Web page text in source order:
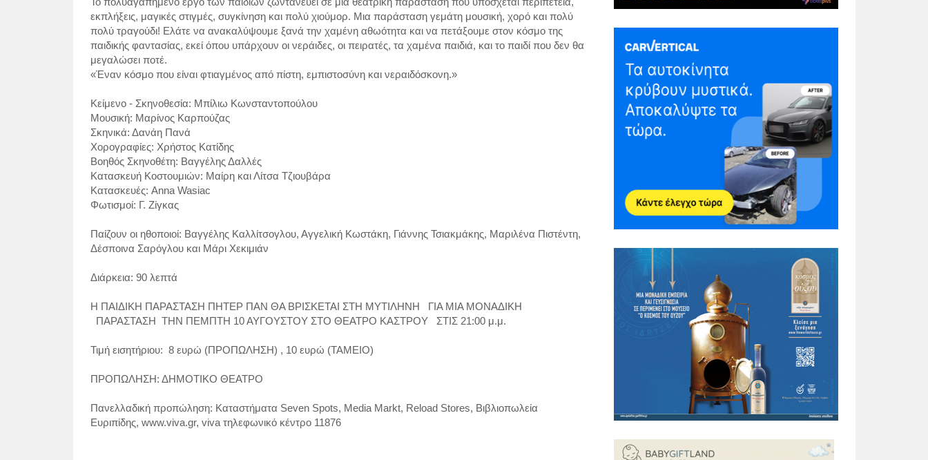
εκπλήξεις, μαγικές στιγμές, συγκίνηση και πολύ χιούμορ. Μια παράσταση γεμάτη μουσική, χορό και πολύ
πολύ τραγούδι! Ελάτε να ανακαλύψουμε ξανά την χαμένη αθωότητα και να πετάξουμε στον κόσμο της
παιδικής φαντασίας, εκεί όπου υπάρχουν οι νεράιδες, οι πειρατές, τα χαμένα παιδιά, και το παιδί που δεν θα
μεγαλώσει ποτέ.
«Έναν κόσμο που είναι φτιαγμένος από πίστη, εμπιστοσύνη και νεραιδόσκονη.»
Κείμενο - Σκηνοθεσία: Μπίλιω Κωνσταντοπούλου
Μουσική: Μαρίνος Καρπούζας
Σκηνικά: Δανάη Πανά
Χορογραφίες: Χρήστος Κατίδης
Βοηθός Σκηνοθέτη: Βαγγέλης Δαλλές
Κατασκευή Κοστουμιών: Μαίρη και Λίτσα Τζιουβάρα
Κατασκευές: Anna Wasiac
Φωτισμοί: Γ. Ζίγκας
Παίζουν οι ηθοποιοί: Βαγγέλης Καλλίτσογλου, Αγγελική Κωστάκη, Γιάννης Τσιακμάκης, Μαριλένα Πιστέντη,
Δέσποινα Σαρόγλου και Μάρι Χεκιμιάν
Διάρκεια: 90 λεπτά
Η ΠΑΙΔΙΚΗ ΠΑΡΑΣΤΑΣΗ ΠΗΤΕΡ ΠΑΝ ΘΑ ΒΡΙΣΚΕΤΑΙ ΣΤΗ ΜΥΤΙΛΗΝΗ ΓΙΑ ΜΙΑ ΜΟΝΑΔΙΚΗ
ΠΑΡΑΣΤΑΣΗ ΤΗΝ ΠΕΜΠΤΗ 10 ΑΥΓΟΥΣΤΟΥ ΣΤΟ ΘΕΑΤΡΟ ΚΑΣΤΡΟΥ ΣΤΙΣ 21:00 μ.μ.
Τιμή εισητήριου: 8 ευρώ (ΠΡΟΠΩΛΗΣΗ) , 10 ευρώ (ΤΑΜΕΙΟ)
ΠΡΟΠΩΛΗΣΗ: ΔΗΜΟΤΙΚΟ ΘΕΑΤΡΟ
Πανελλαδική προπώληση: Καταστήματα Seven Spots, Media Markt, Reload Stores, Βιβλιοπωλεία
Ευριπίδης, www.viva.gr, viva τηλεφωνικό κέντρο 11876